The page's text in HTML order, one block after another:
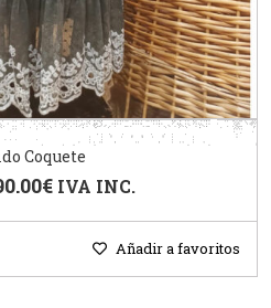
Coquete
€ IVA INC.
Añadir a favoritos